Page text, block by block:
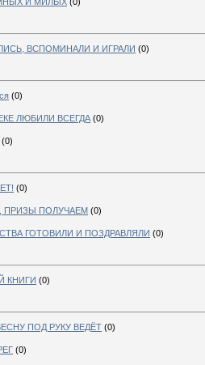
ВСПОМИНАЛИ И ИГРАЛИ (0)
(0)
ЛЮБИЛИ ВСЕГДА (0)
(0)
(0)
ПРИЗЫ ПОЛУЧАЕМ (0)
ГОТОВИЛИ И ПОЗДРАВЛЯЛИ (0)
КНИГИ (0)
ПОД РУКУ ВЕДЁТ (0)
(0)